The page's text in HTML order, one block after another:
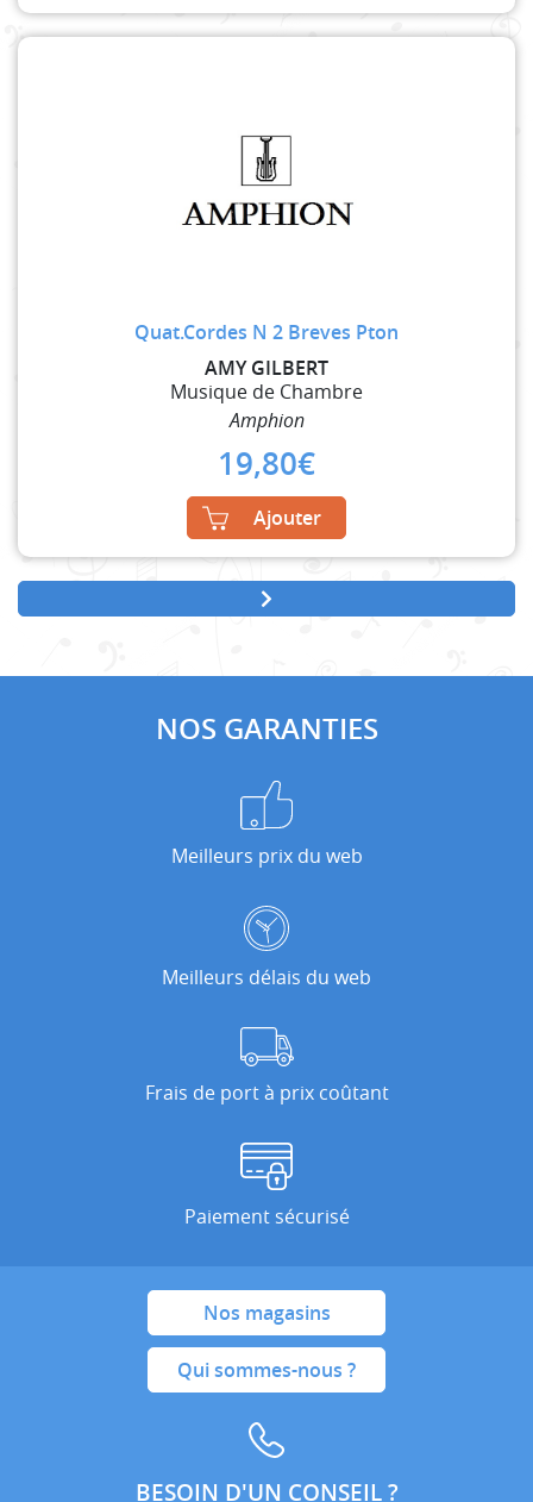
Quat.Cordes N 2 Breves Pton
AMY GILBERT
Musique de Chambre
Amphion
19,80€
Ajouter
NOS GARANTIES
Meilleurs prix du web
Meilleurs délais du web
Frais de port à prix coûtant
Paiement sécurisé
Nos magasins
Qui sommes-nous ?
BESOIN D'UN CONSEIL ?